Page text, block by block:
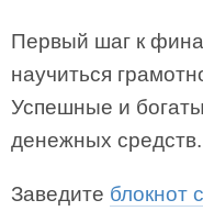
Первый шаг к
научиться
Успешные и
денежных средств.
Заведите блокнот